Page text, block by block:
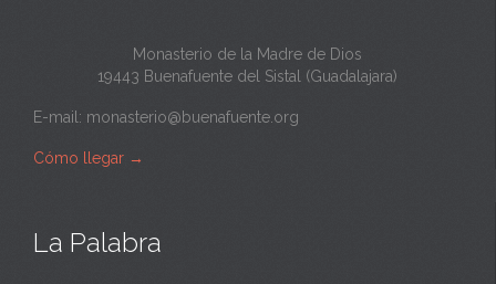
Monasterio de la Madre de Dios
19443 Buenafuente del Sistal (Guadalajara)
E-mail: monasterio@buenafuente.org
Cómo llegar →
La Palabra